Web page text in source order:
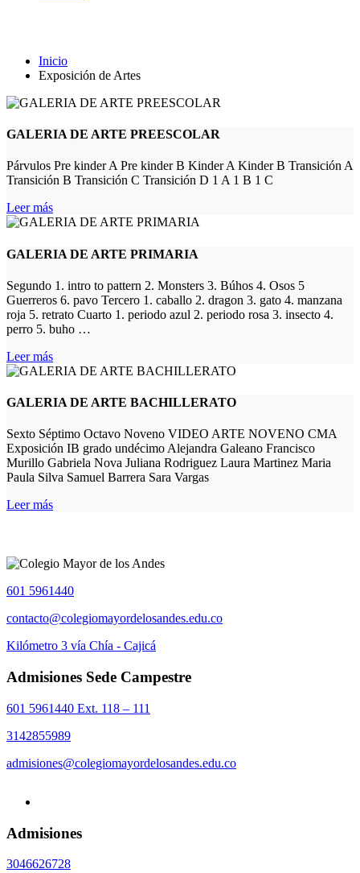
Inicio
Exposición de Artes
GALERIA DE ARTE PREESCOLAR
Párvulos Pre kinder A Pre kinder B Kinder A Kinder B Transición A
Transición B Transición C Transición D 1 A 1 B 1 C
Leer más
GALERIA DE ARTE PRIMARIA
Segundo 1. intro to pattern 2. Monsters 3. Búhos 4. Osos 5
Guerreros 6. pavo Tercero 1. caballo 2. dragon 3. gato 4. manzana
roja 5. retrato Cuarto 1. periodo azul 2. periodo rosa 3. insecto 4.
perro 5. buho …
Leer más
GALERIA DE ARTE BACHILLERATO
Sexto Séptimo Octavo Noveno VIDEO ARTE NOVENO CMA
Exposición IB grado undécimo Alejandra Galeano Francisco
Murillo Gabriela Nova Juliana Rodriguez Laura Martinez Maria
Paula Silva Samuel Barrera Sara Vargas
Leer más
601 5961440
contacto@colegiomayordelosandes.edu.co
Kilómetro 3 vía Chía - Cajicá
Admisiones Sede Campestre
601 5961440 Ext. 118 – 111
3142855989
admisiones@colegiomayordelosandes.edu.co
Admisiones
3046626728